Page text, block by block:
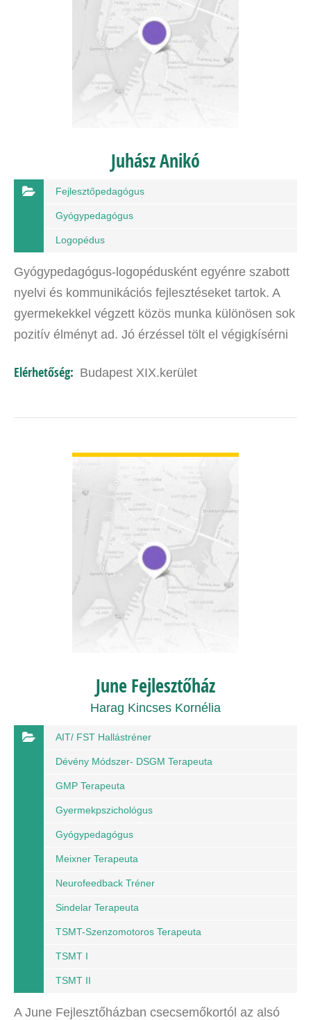
Juhász Anikó
Fejlesztőpedagógus
Gyógypedagógus
Logopédus
Gyógypedagógus-logopédusként egyénre szabott
nyelvi és kommunikációs fejlesztéseket tartok. A
gyermekekkel végzett közös munka különösen sok
pozitív élményt ad. Jó érzéssel tölt el végigkísérni
szervezetpszichológus,…
Elérhetőség: Budapest XIX.kerület
June Fejlesztőház
Harag Kincses Kornélia
AIT/ FST Hallástréner
Dévény Módszer- DSGM Terapeuta
GMP Terapeuta
Gyermekpszichológus
Gyógypedagógus
Meixner Terapeuta
Neurofeedback Tréner
Sindelar Terapeuta
TSMT-Szenzomotoros Terapeuta
TSMT I
TSMT II
A June Fejlesztőházban csecsemőkortól az alsó